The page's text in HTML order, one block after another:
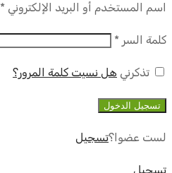
اسم المستخدم أو البريد الإلكتروني *
كلمة السر *
تذكرني هل نسيت كلمة المرور؟
تسجيل الدخول
لست عضوا؟تسجيل
تسجيل